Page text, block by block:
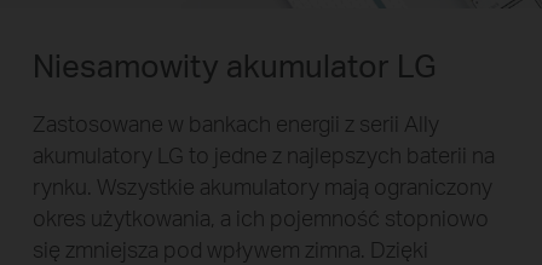
Niesamowity akumulator LG
Zastosowane w bankach energii z serii Ally
akumulatory LG to jedne z najlepszych baterii na
rynku. Wszystkie akumulatory mają ograniczony
okres użytkowania, a ich pojemność stopniowo
się zmniejsza pod wpływem zimna. Dzięki